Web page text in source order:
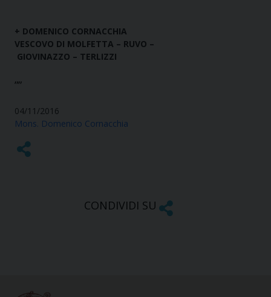
+ DOMENICO CORNACCHIA
VESCOVO DI MOLFETTA – RUVO –
GIOVINAZZO – TERLIZZI
””
04/11/2016
Mons. Domenico Cornacchia
CONDIVIDI SU